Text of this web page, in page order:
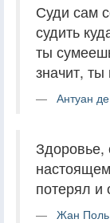
Суди сам
судить
ты
значит,
Антуан
Здоровье,
потерял и
Жан Поль